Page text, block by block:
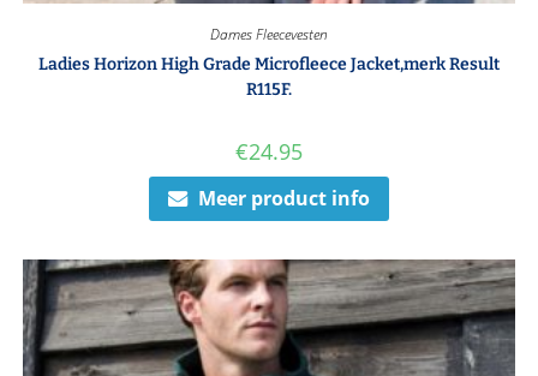
Dames Fleecevesten
Ladies Horizon High Grade Microfleece Jacket,merk Result
R115F.
€24.95
Meer product info